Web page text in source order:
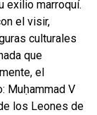
exilio marroquí.
el visir,
culturales
que
el
Muḥammad V
los Leones de